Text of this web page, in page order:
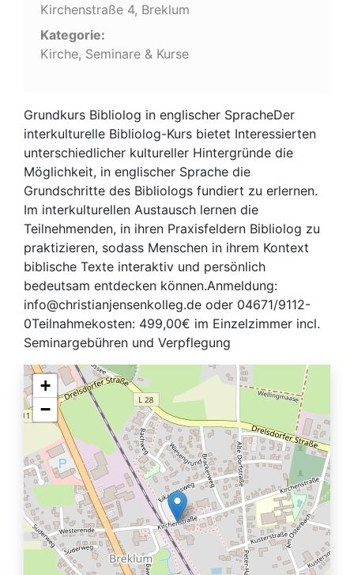
Kirchenstraße 4, Breklum
Kategorie:
Kirche, Seminare & Kurse
Grundkurs Bibliolog in englischer SpracheDer
interkulturelle Bibliolog-Kurs bietet Interessierten
unterschiedlicher kultureller Hintergründe die
Möglichkeit, in englischer Sprache die
Grundschritte des Bibliologs fundiert zu erlernen.
Im interkulturellen Austausch lernen die
Teilnehmenden, in ihren Praxisfeldern Bibliolog zu
praktizieren, sodass Menschen in ihrem Kontext
biblische Texte interaktiv und persönlich
bedeutsam entdecken können.Anmeldung:
info@christianjensenkolleg.de oder 04671/9112-
0Teilnahmekosten: 499,00€ im Einzelzimmer incl.
Seminargebühren und Verpflegung
+
−